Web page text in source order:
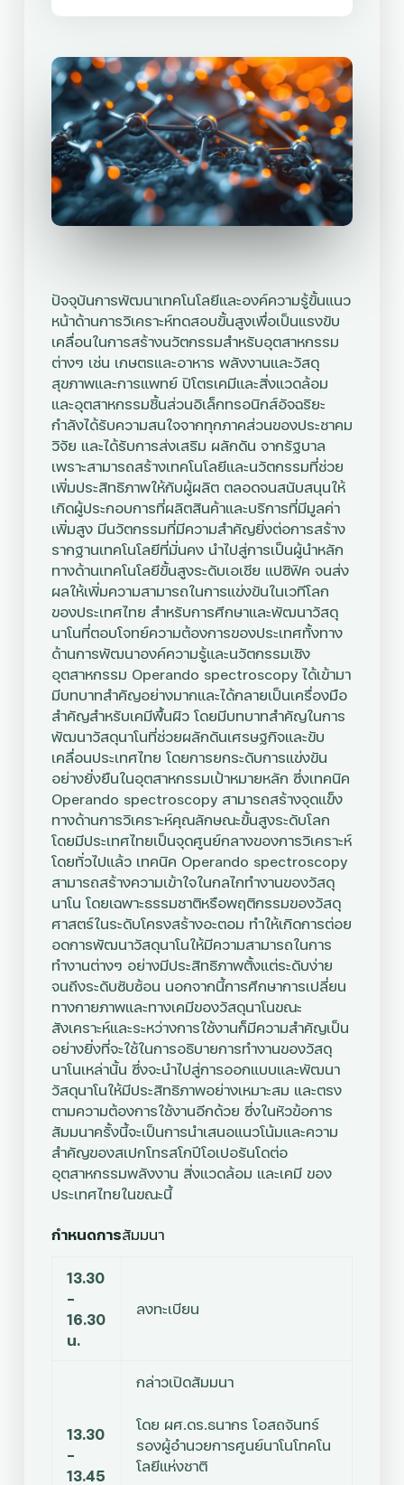
ปัจจุบันการพัฒนาเทคโนโลยีและองค์ความรู้ขั้นแนว
หน้าด้านการวิเคราะห์ทดสอบขั้นสูงเพื่อเป็นแรงขับ
เคลื่อนในการสร้างนวัตกรรมสำหรับอุตสาหกรรม
ต่างๆ เช่น เกษตรและอาหาร พลังงานและวัสดุ
สุขภาพและการแพทย์ ปิโตรเคมีและสิ่งแวดล้อม
และอุตสาหกรรมชิ้นส่วนอิเล็กทรอนิกส์อัจฉริยะ
กำลังได้รับความสนใจจากทุกภาคส่วนของประชาคม
วิจัย และได้รับการส่งเสริม ผลักดัน จากรัฐบาล
เพราะสามารถสร้างเทคโนโลยีและนวัตกรรมที่ช่วย
เพิ่มประสิทธิภาพให้กับผู้ผลิต ตลอดจนสนับสนุนให้
เกิดผู้ประกอบการที่ผลิตสินค้าและบริการที่มีมูลค่า
เพิ่มสูง มีนวัตกรรมที่มีความสำคัญยิ่งต่อการสร้าง
รากฐานเทคโนโลยีที่มั่นคง นำไปสู่การเป็นผู้นำหลัก
ทางด้านเทคโนโลยีขั้นสูงระดับเอเชีย แปซิฟิค จนส่ง
ผลให้เพิ่มความสามารถในการแข่งขันในเวทีโลก
ของประเทศไทย สำหรับการศึกษาและพัฒนาวัสดุ
นาโนที่ตอบโจทย์ความต้องการของประเทศทั้งทาง
ด้านการพัฒนาองค์ความรู้และนวัตกรรมเชิง
อุตสาหกรรม Operando spectroscopy ได้เข้ามา
มีบทบาทสำคัญอย่างมากและได้กลายเป็นเครื่องมือ
สำคัญสำหรับเคมีพื้นผิว โดยมีบทบาทสำคัญในการ
พัฒนาวัสดุนาโนที่ช่วยผลักดันเศรษฐกิจและขับ
เคลื่อนประเทศไทย โดยการยกระดับการแข่งขัน
อย่างยั่งยืนในอุตสาหกรรมเป้าหมายหลัก ซึ่งเทคนิค
Operando spectroscopy สามารถสร้างจุดแข็ง
ทางด้านการวิเคราะห์คุณลักษณะขั้นสูงระดับโลก
โดยมีประเทศไทยเป็นจุดศูนย์กลางของการวิเคราะห์
โดยทั่วไปแล้ว เทคนิค Operando spectroscopy
สามารถสร้างความเข้าใจในกลไกทำงานของวัสดุ
นาโน โดยเฉพาะธรรมชาติหรือพฤติกรรมของวัสดุ
ศาสตร์ในระดับโครงสร้างอะตอม ทำให้เกิดการต่อย
อดการพัฒนาวัสดุนาโนให้มีความสามารถในการ
ทำงานต่างๆ อย่างมีประสิทธิภาพตั้งแต่ระดับง่าย
จนถึงระดับซับซ้อน นอกจากนี้การศึกษาการเปลี่ยน
ทางกายภาพและทางเคมีของวัสดุนาโนขณะ
สังเคราะห์และระหว่างการใช้งานก็มีความสำคัญเป็น
อย่างยิ่งที่จะใช้ในการอธิบายการทำงานของวัสดุ
นาโนเหล่านั้น ซึ่งจะนำไปสู่การออกแบบและพัฒนา
วัสดุนาโนให้มีประสิทธิภาพอย่างเหมาะสม และตรง
ตามความต้องการใช้งานอีกด้วย ซึ่งในหัวข้อการ
สัมมนาครั้งนี้จะเป็นการนำเสนอแนวโน้มและความ
สำคัญของสเปกโทรสโกปีโอเปอรันโดต่อ
อุตสาหกรรมพลังงาน สิ่งแวดล้อม และเคมี ของ
ประเทศไทยในขณะนี้
กำหนดการสัมมนา
13.30
–
16.30
น.
ลงทะเบียน
13.30
–
13.45
กล่าวเปิดสัมมนา
โดย ผศ.ดร.ธนากร โอสถจันทร์
รองผู้อำนวยการศูนย์นาโนโทคโน
โลยีแห่งชาติ